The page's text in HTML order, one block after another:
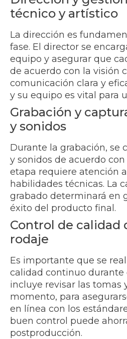
técnico y artístico
La dirección es
fase. El director se
equipo y asegurar que
de acuerdo con la visión
comunicación clara y
y su equipo es vital para
Grabación y
y sonidos
Durante la grabación, se
y sonidos de acuerdo con
etapa requiere atención
habilidades técnicas. La
grabado determinará en
éxito del producto final.
Control de calidad
rodaje
Es importante que se
calidad continuo durante
incluye revisar las tomas
momento, para
en línea con los
buen control puede
postproducción.